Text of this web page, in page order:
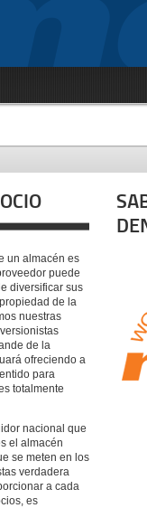
un almacén es
puede
diversificar sus
de la
nuestras
de la
ofreciendo a
para
totalmente
nacional que
el almacén
se meten en los
verdadera
a cada
es